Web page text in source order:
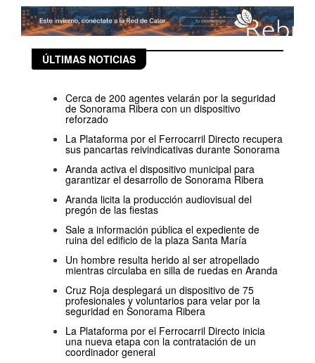
ÚLTIMAS NOTICIAS
Cerca de 200 agentes velarán por la seguridad
de Sonorama Ribera con un dispositivo
reforzado
La Plataforma por el Ferrocarril Directo recupera
sus pancartas reivindicativas durante Sonorama
Aranda activa el dispositivo municipal para
garantizar el desarrollo de Sonorama Ribera
Aranda licita la producción audiovisual del
pregón de las fiestas
Sale a información pública el expediente de
ruina del edificio de la plaza Santa María
Un hombre resulta herido al ser atropellado
mientras circulaba en silla de ruedas en Aranda
Cruz Roja desplegará un dispositivo de 75
profesionales y voluntarios para velar por la
seguridad en Sonorama Ribera
La Plataforma por el Ferrocarril Directo inicia
una nueva etapa con la contratación de un
coordinador general